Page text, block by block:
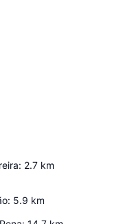
: 2.7 km
: 5.9 km